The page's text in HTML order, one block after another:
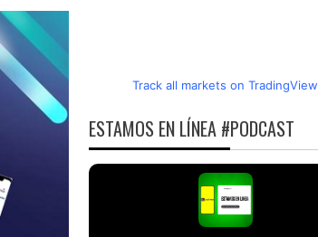
Track all markets on TradingView
ESTAMOS EN LÍNEA #PODCAST